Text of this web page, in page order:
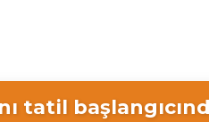
tatil